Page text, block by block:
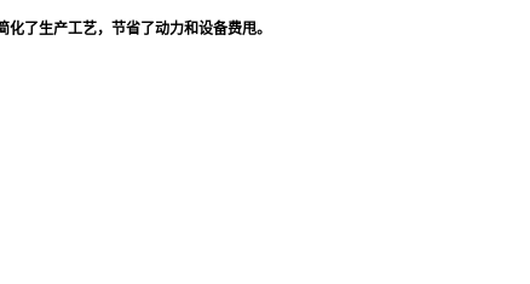
了生产工艺，节省了动力和设备费甩。